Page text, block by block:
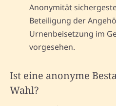
Anonymität
Beteiligung der
Urnenbeisetzung im
vorgesehen.
Ist eine anonyme
Wahl?